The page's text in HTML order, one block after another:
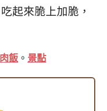
起來脆上加脆，
飯 。 景點